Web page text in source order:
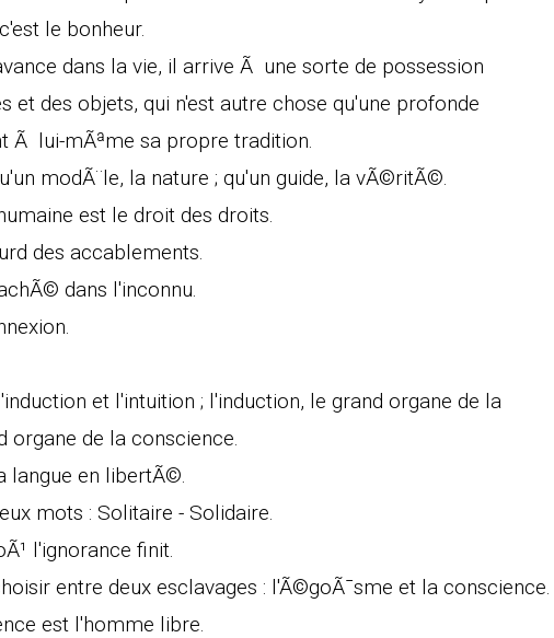
le bonheur.
dans la vie, il arrive Ã une sorte de possession
des objets, qui n'est autre chose qu'une profonde
Ã lui-mÃªme sa propre tradition.
modÃ¨le, la nature ; qu'un guide, la vÃ©ritÃ©.
est le droit des droits.
des accablements.
dans l'inconnu.
et l'intuition ; l'induction, le grand organe de la
organe de la conscience.
langue en libertÃ©.
mots : Solitaire - Solidaire.
l'ignorance finit.
entre deux esclavages : l'Ã©goÃ¯sme et la conscience.
est l'homme libre.